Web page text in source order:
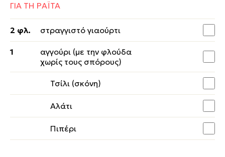
ΓΙΑ ΤΗ ΡΑΪΤΑ
2 φλ. στραγγιστό γιαούρτι
1
αγγούρι (με την φλούδα
χωρίς τους σπόρους)
Τσίλι (σκόνη)
Αλάτι
Πιπέρι